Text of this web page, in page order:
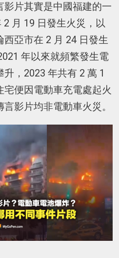
片其實是中國福建的一
月 19 日發生火災，以
亞市在 2 月 24 日發生
年以來就頻繁發生電
，2023 年共有 2 萬 1
便因電動車充電處起火
影片均非電動車火災。